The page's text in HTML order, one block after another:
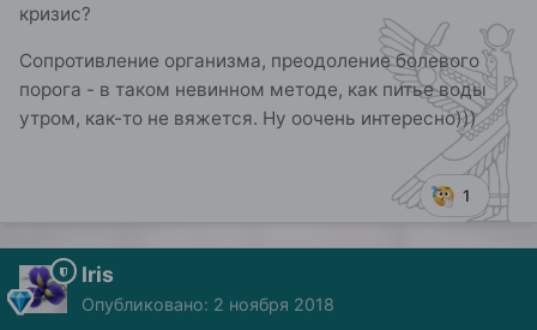
кризис?
Сопротивление организма, преодоление болевого
порога - в таком невинном методе, как питье воды
утром, как-то не вяжется. Ну оочень интересно)))
1
Iris
Опубликовано: 2 ноября 2018